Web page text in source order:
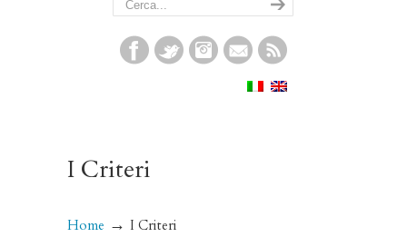
I Criteri
Home → I Criteri